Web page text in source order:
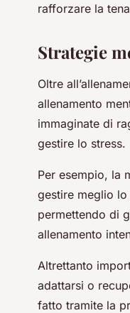
rafforzare la
Strategie
Oltre
allenamento
immaginate di
gestire lo stress.
Per esempio, la
gestire meglio lo
permettendo di
allenamento
Altrettanto
adattarsi o
fatto tramite la